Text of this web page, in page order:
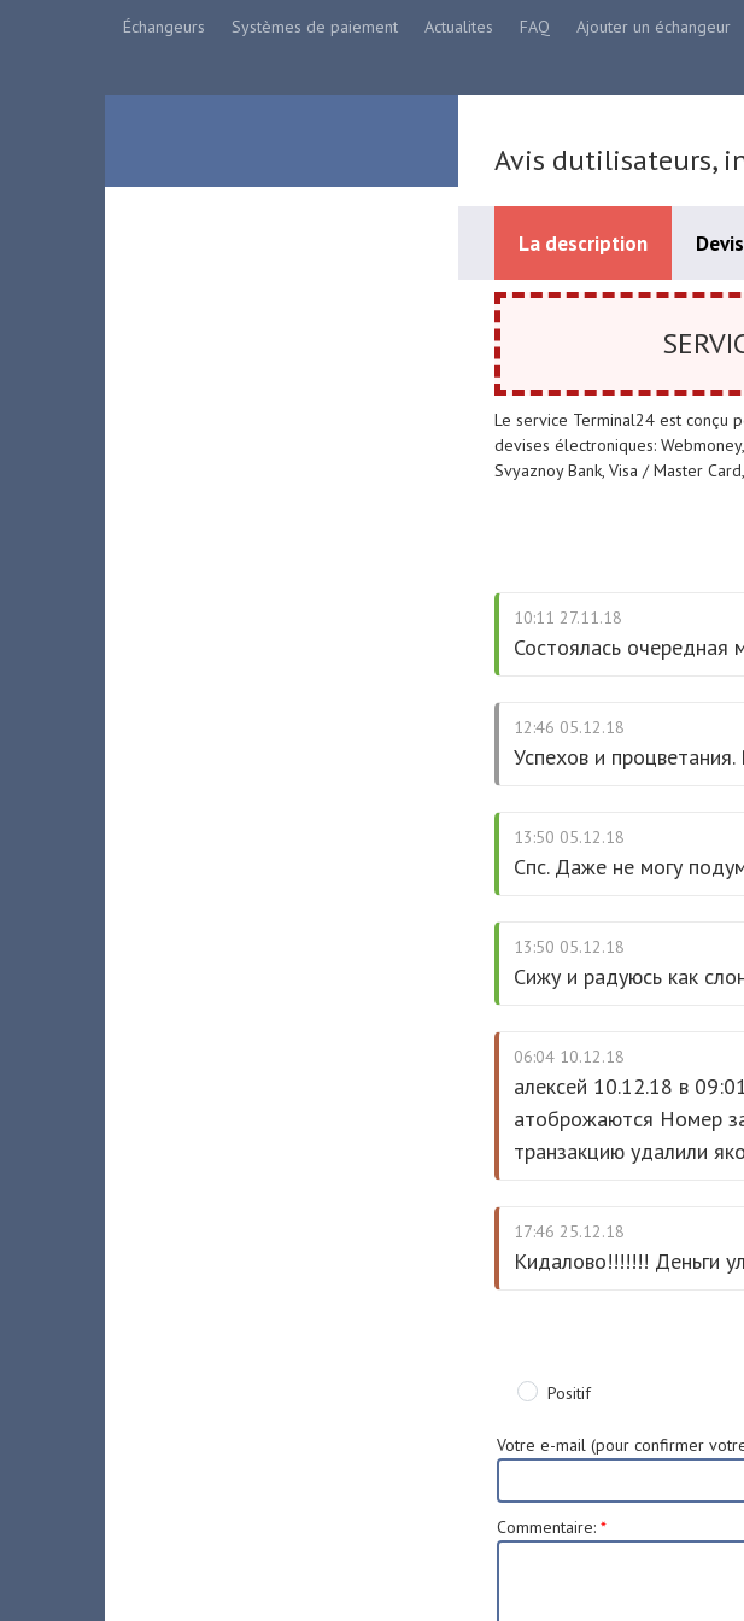
Échangeurs Systèmes de paiement Actualites FAQ Ajouter un échangeur
Avis dutilisateurs,
La description
Le service Terminal24 est conçu
devises électroniques:
Svyaznoy Bank, Visa / Master
10:11 27.11.18
Состоялась очередная
12:46 05.12.18
Успехов и процветания.
13:50 05.12.18
Спс. Даже не могу
13:50 05.12.18
Сижу и радуюсь как
06:04 10.12.18
алексей 10.12.18 в
атоброжаются Номер
транзакцию удалили
17:46 25.12.18
Кидалово!!!!!!! Деньги
Positif
Votre e-mail (pour confirmer
Commentaire: *